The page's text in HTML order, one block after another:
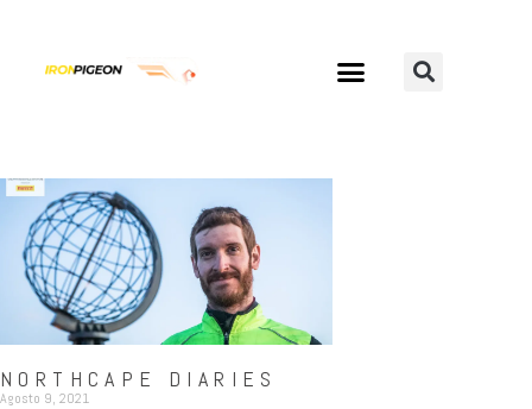
NORTHCAPE DIARIES
Agosto 9, 2021